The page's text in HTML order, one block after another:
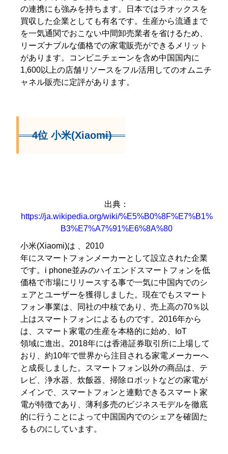
の連携にも強みを持ちます。日本ではラオックスを
買収した企業としても有名です。生産から流通まで
を一気通関でおこない中間卸売業者を省けるため、
リーズナブルな価格での家電販売ができるメリット
があります。コンビニチェーンを含め中国国内に
1,600以上の店舗リソースをフル活用してのオムニチ
ャネル販売に定評があります。
4位 小米(Xiaomi)
出典：
https://ja.wikipedia.org/wiki/%E5%B0%8F%E7%B1%
B3%E7%A7%91%E6%8A%80
小米(Xiaomi)は 、2010
年にスマートフォンメーカーとして設立された企業
です。i phone並みのハイエンドスマートフォンを低
価格で市場にリリースする事で一気に中国内でのシ
ェアとユーザーを獲得しました。現在でもスマート
フォン事業は、同社の中核であり、売上高の70％以
上はスマートフォンによるものです。2016年から
は、スマート家電の生産を本格的に始め、IoT
領域に進出。2018年には香港証券取引所に上場して
おり、約10年で世界から注目される家電メーカーへ
と成長しました。スマートフォン以外の商品は、テ
レビ、浄水器、炊飯器、掃除ロボットなどの家電が
メインで、スマートフォンと連動できるスマート家
電が特徴であり、薄利多売のビジネスモデルを徹底
的に行うことによって中国国内でのシェアを確固た
るものにしています。